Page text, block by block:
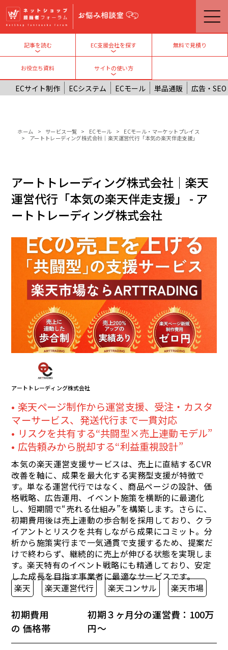
メインコンテンツに移動
記事を読む
Toggle submenu
EC支援会社を探す
Toggle submenu
無料で見積り
お役立ち資料
サイトの使い方
Toggle submenu
ECサイト制作 ECシステム ECモール 単品通販 広告・SEO
パンくず
ホーム サービス一覧 ECモール
ECモール・マーケットプレイス
アートトレーディング株式会社｜楽天運営代行「本気の楽天伴走支援」
アートトレーディング株式会社｜楽天
運営代行「本気の楽天伴走支援」 - ア
ートトレーディング株式会社
アートトレーディング株式会社
楽天ページ制作から運営支援、受注・カスタ
マーサービス、発送代行まで一貫対応
リスクを共有する“共闘型×売上連動モデル”
広告頼みから脱却する“利益重視設計”
本気の楽天運営支援サービスは、売上に直結するCVR
改善を軸に、成果を最大化する実務型支援が特徴で
す。単なる運営代行ではなく、商品ページの設計、価
格戦略、広告運用、イベント施策を横断的に最適化
し、短期間で“売れる仕組み”を構築します。さらに、
初期費用後は売上連動の歩合制を採用しており、クラ
イアントとリスクを共有しながら成果にコミット。分
析から施策実行まで一気通貫で支援するため、提案だ
けで終わらず、継続的に売上が伸びる状態を実現しま
す。楽天特有のイベント戦略にも精通しており、安定
した成長を目指す事業者に最適なサービスです。
楽天
楽天運営代行 楽天コンサル 楽天市場
初期費用
の 価格帯
初期３ヶ月分の運営費：100万
円～